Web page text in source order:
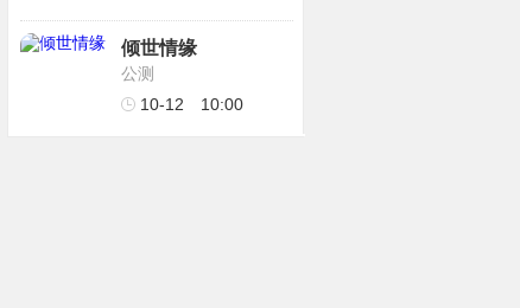
倾世情缘
公测
10-12 10:00